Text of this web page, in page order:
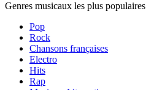
Genres musicaux les plus populaires
Pop
Rock
Chansons françaises
Electro
Hits
Rap